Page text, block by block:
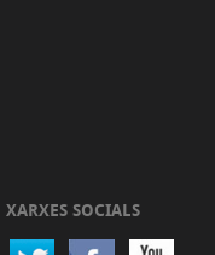
XARXES SOCIALS